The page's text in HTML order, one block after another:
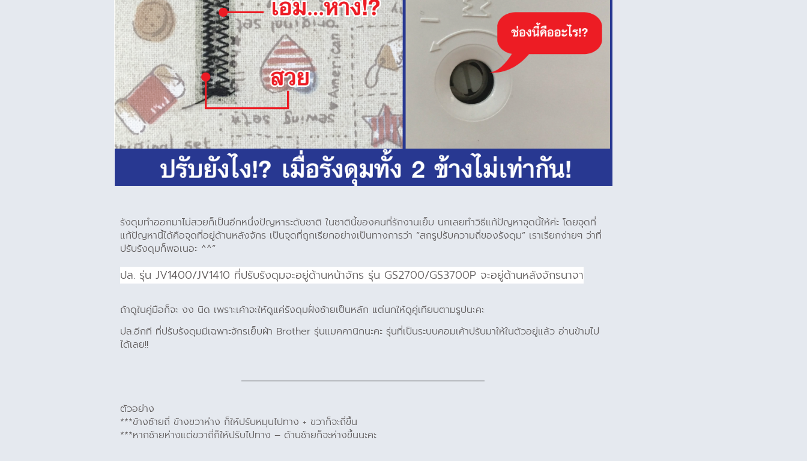
รังดุมทำออกมาไม่สวยก็เป็นอีกหนึ่งปัญหาระดับชาติ ในชาตินี้ของคนที่รักงานเย็บ นกเลยทำวิธีแก้ปัญหาจุดนี้ให้ค่ะ โดยจุดที่
แก้ปัญหานี้ได้คือจุดที่อยู่ด้านหลังจักร เป็นจุดที่ถูกเรียกอย่างเป็นทางการว่า “สกรูปรับความถี่ของรังดุม” เราเรียกง่ายๆ ว่าที่
ปรับรังดุมก็พอเนอะ ^^”
ปล. รุ่น JV1400/JV1410 ที่ปรับรังดุมจะอยู่ด้านหน้าจักร รุ่น GS2700/GS3700P จะอยู่ด้านหลังจักรนาจา
ถ้าดูในคู่มือก็จะ งง นิด เพราะเค้าจะให้ดูแค่รังดุมฝั่งซ้ายเป็นหลัก แต่นกให้ดูคู่เทียบตามรูปนะคะ
ปล.อีกที ที่ปรับรังดุมมีเฉพาะจักรเย็บผ้า Brother รุ่นแมคคานิกนะคะ รุ่นที่เป็นระบบคอมเค้าปรับมาให้ในตัวอยู่แล้ว อ่านข้ามไป
ได้เลย!!
ตัวอย่าง
***ข้างซ้ายถี่ ข้างขวาห่าง ก็ให้ปรับหมุนไปทาง + ขวาก็จะถี่ขึ้น
***หากซ้ายห่างแต่ขวาถี่ก็ให้ปรับไปทาง – ด้านซ้ายก็จะห่างขึ้นนะคะ